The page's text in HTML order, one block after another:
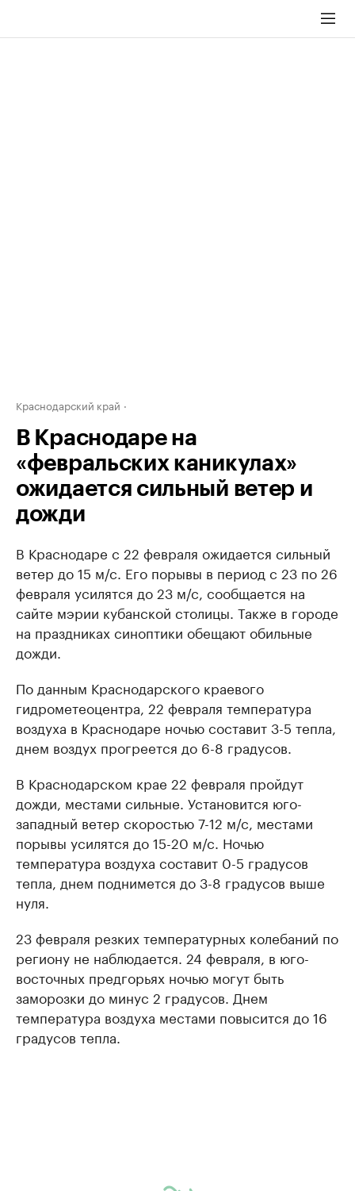
Краснодарский край
В Краснодаре на
«февральских каникулах»
ожидается сильный ветер и
дожди
В Краснодаре с 22 февраля ожидается сильный
ветер до 15 м/с. Его порывы в период с 23 по 26
февраля усилятся до 23 м/с, сообщается на
сайте мэрии кубанской столицы. Также в городе
на праздниках синоптики обещают обильные
дожди.
По данным Краснодарского краевого
гидрометеоцентра​, 22 февраля температура
воздуха в Краснодаре ночью составит 3-5 тепла,
днем воздух прогреется до 6-8 градусов.
В Краснодарском крае 22 февраля пройдут
дожди, местами сильные. Установится юго-
западный ветер скоростью 7-12 м/с, местами
порывы усилятся до 15-20 м/с. Ночью
температура воздуха составит 0-5 градусов
тепла, днем поднимется до 3-8 градусов выше
нуля.
23 февраля резких температурных колебаний по
региону не наблюдается. 24 февраля, в юго-
восточных предгорьях ночью могут быть
заморозки до минус 2 градусов. Днем
температура воздуха местами повысится до 16
градусов тепла.